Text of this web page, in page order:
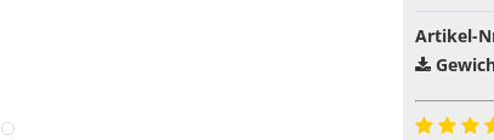
Artikel-